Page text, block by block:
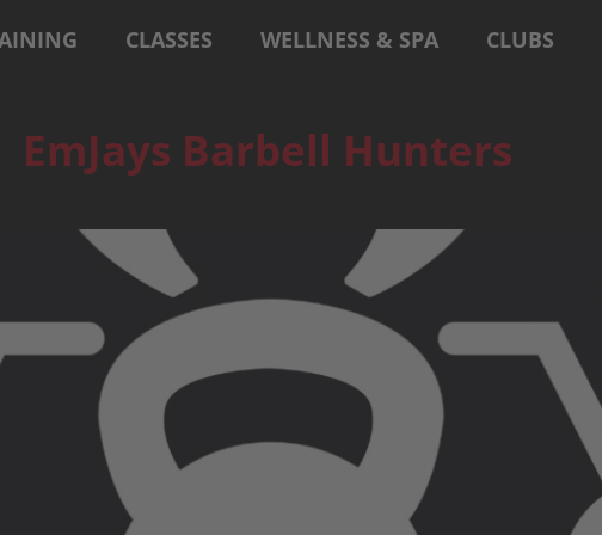
CLASSES WELLNESS & SPA CLUBS
EmJays Barbell Hunters